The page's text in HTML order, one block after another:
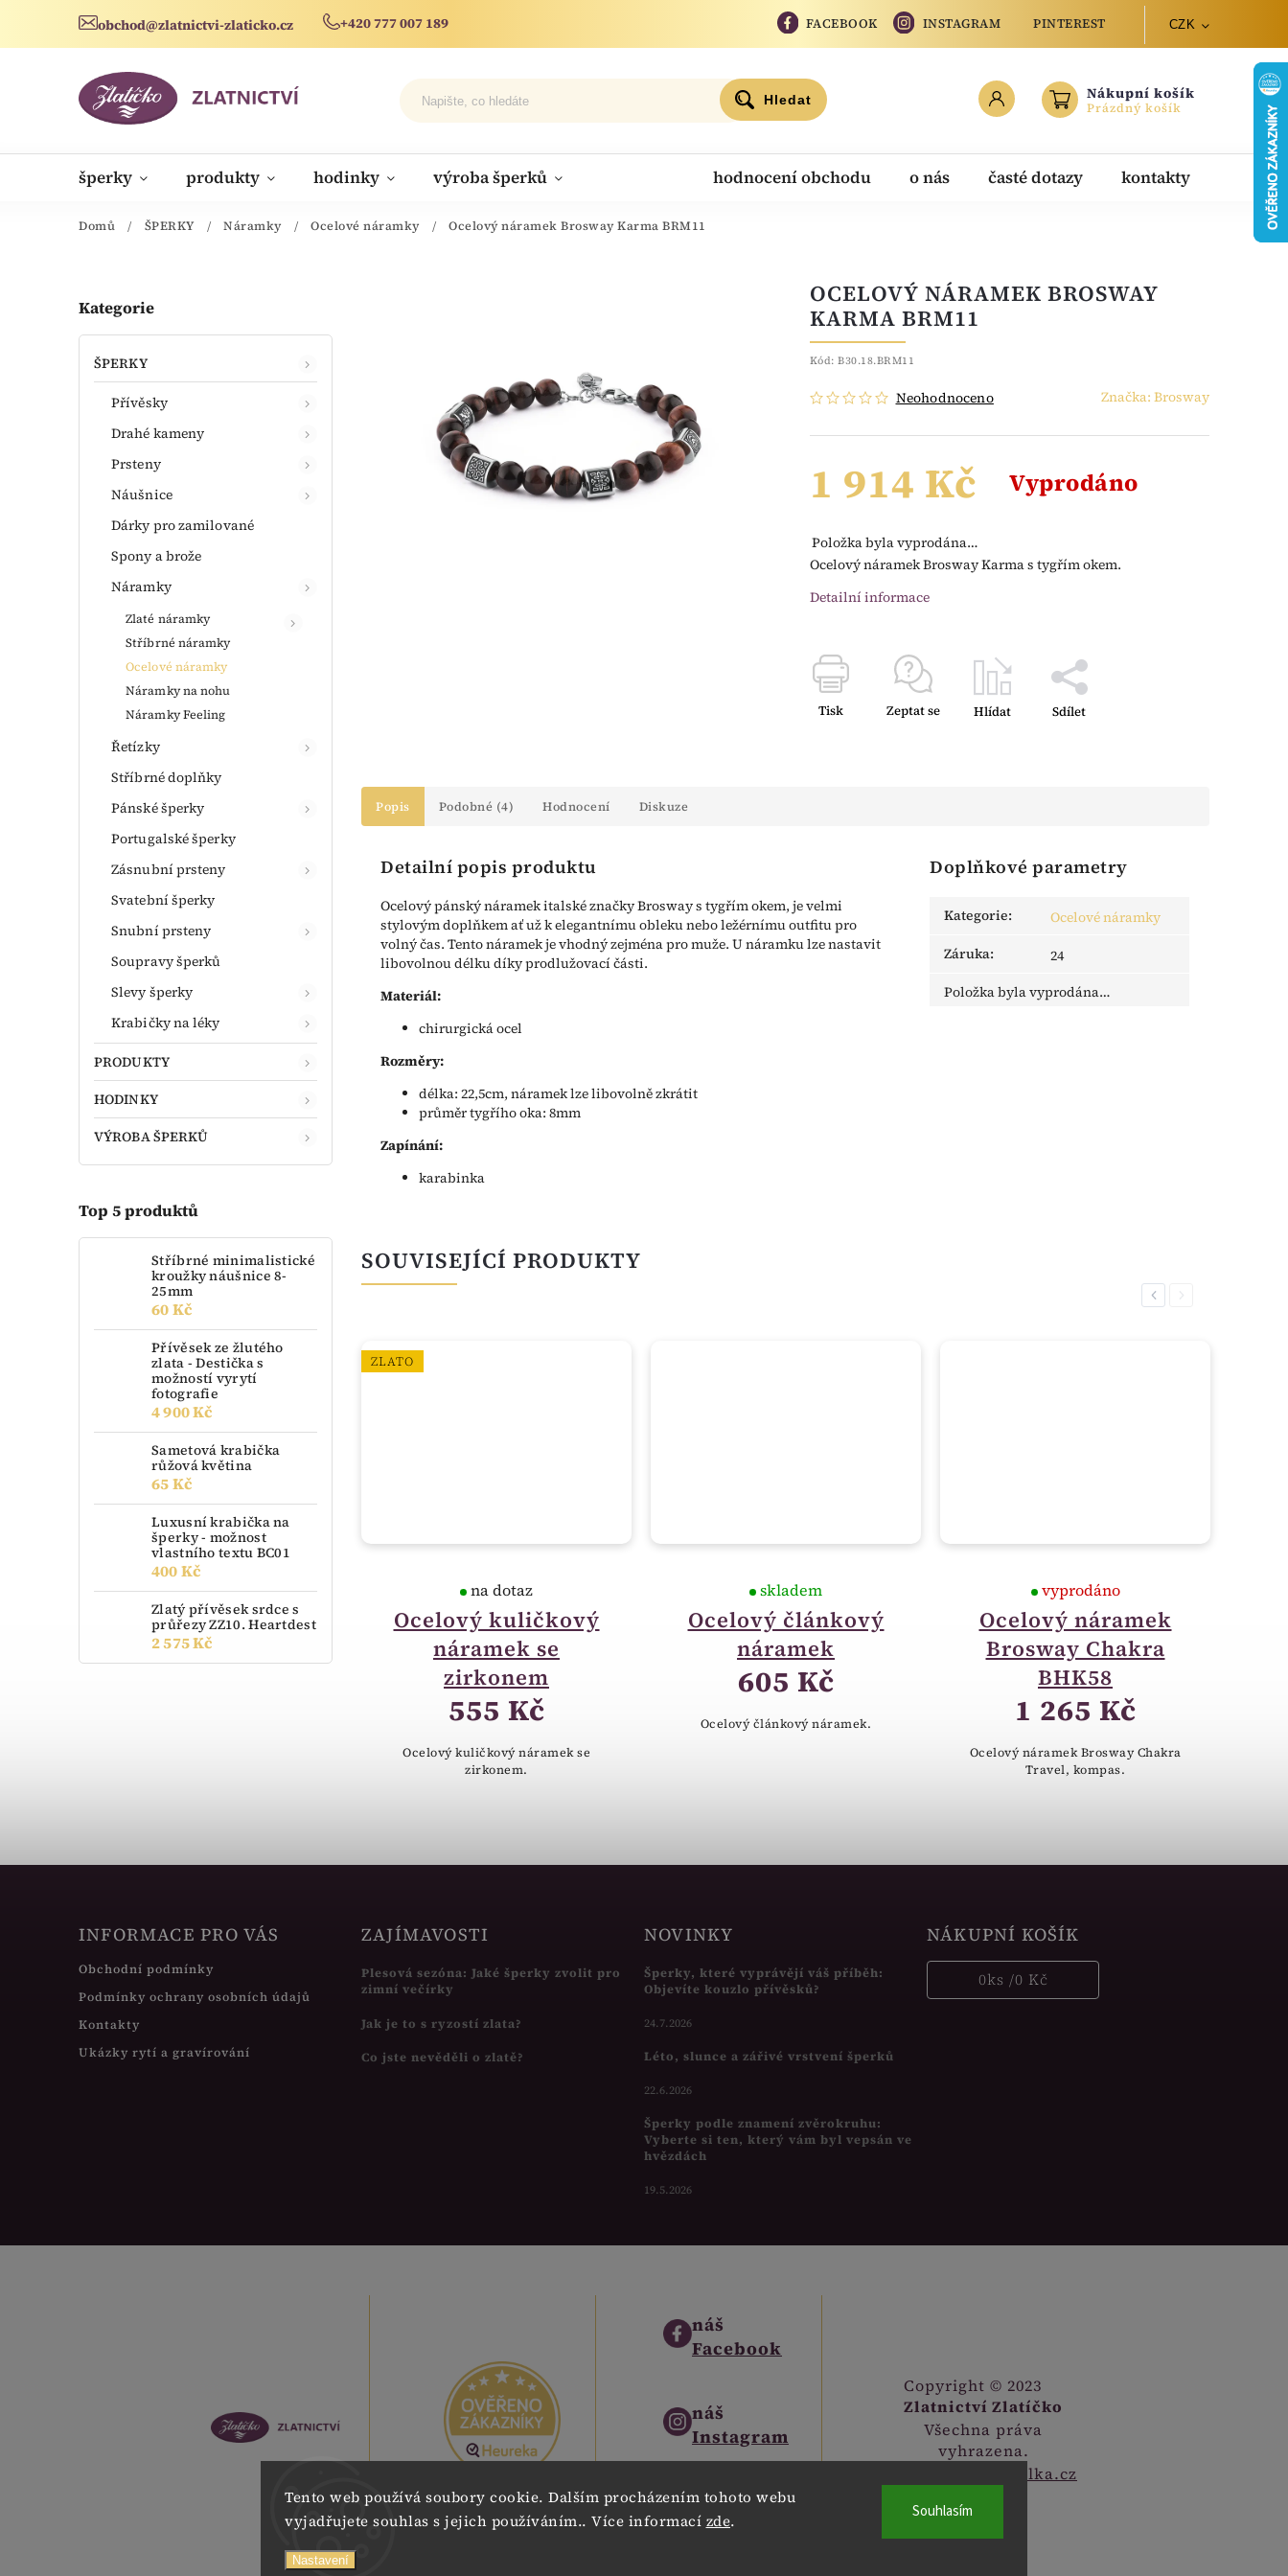
Tento web používá soubory cookie. Dalším procházením tohoto webu
vyjadřujete souhlas s jejich používáním.. Více informací zde.
Nastavení
Souhlasím
obchod@zlatnictvi-zlaticko.cz +420 777 007 189 FACEBOOK INSTAGRAM PINTEREST CZK
Hledat Nákupní košík
Prázdný košík
šperky produkty hodinky výroba šperků hodnocení obchodu o nás časté dotazy kontakty
novinky
Domů / ŠPERKY / Náramky / Ocelové náramky / Ocelový náramek Brosway Karma BRM11
Kategorie
ŠPERKY
Přívěsky
Drahé kameny
Prsteny
Náušnice
Dárky pro zamilované
Spony a brože
Náramky
Zlaté náramky
Stříbrné náramky
Ocelové náramky
Náramky na nohu
Náramky Feeling
Řetízky
Stříbrné doplňky
Pánské šperky
Portugalské šperky
Zásnubní prsteny
Svatební šperky
Snubní prsteny
Soupravy šperků
Slevy šperky
Krabičky na léky
PRODUKTY
HODINKY
VÝROBA ŠPERKŮ
Top 5 produktů
Stříbrné minimalistické
kroužky náušnice 8-
25mm
60 Kč
Přívěsek ze žlutého
zlata - Destička s
možností vyrytí
fotografie
4 900 Kč
Sametová krabička
růžová květina
65 Kč
Luxusní krabička na
šperky - možnost
vlastního textu BC01
400 Kč
Zlatý přívěsek srdce s
průřezy ZZ10. Heartdest
2 575 Kč
OCELOVÝ NÁRAMEK BROSWAY
KARMA BRM11
Kód: B30.18.BRM11
Neohodnoceno Značka: Brosway
1 914 Kč Vyprodáno
Položka byla vyprodána…
Ocelový náramek Brosway Karma s tygřím okem.
Detailní informace
Tisk Zeptat se Hlídat Sdílet
Popis Podobné (4) Hodnocení Diskuze
Detailní popis produktu
Ocelový pánský náramek italské značky Brosway s tygřím okem, je velmi
stylovým doplňkem ať už k elegantnímu obleku nebo ležérnímu outfitu pro
volný čas. Tento náramek je vhodný zejména pro muže. U náramku lze nastavit
libovolnou délku díky prodlužovací části.
Materiál:
chirurgická ocel
Rozměry:
délka: 22,5cm, náramek lze libovolně zkrátit
průměr tygřího oka: 8mm
Zapínání:
karabinka
Doplňkové parametry
Kategorie:
Ocelové náramky
Záruka:
24
Položka byla vyprodána…
SOUVISEJÍCÍ PRODUKTY
Previous
Ocelový náramek
Brosway Catherine
na dotaz
ZLATO
Ocelový kuličkový
náramek se
zirkonem
na dotaz
555 Kč
Ocelový kuličkový náramek se
zirkonem.
Ocelový článkový
náramek
skladem
605 Kč
Ocelový článkový náramek.
Ocelový náramek
Brosway Chakra
BHK58
vyprodáno
1 265 Kč
Ocelový náramek Brosway Chakra
Travel, kompas.
Next
INFORMACE PRO VÁS
Obchodní podmínky
Podmínky ochrany osobních údajů
Kontakty
Ukázky rytí a gravírování
ZAJÍMAVOSTI
Plesová sezóna: Jaké šperky zvolit pro
zimní večírky
Jak je to s ryzostí zlata?
Co jste nevěděli o zlatě?
NOVINKY
Šperky, které vyprávějí váš příběh:
Objevíte kouzlo přívěsků?
24.7.2026
Léto, slunce a zářivé vrstvení šperků
22.6.2026
Šperky podle znamení zvěrokruhu:
Vyberte si ten, který vám byl vepsán ve
hvězdách
19.5.2026
NÁKUPNÍ KOŠÍK
0ks /0 Kč
náš
Facebook
náš
Instagram
náš
Pinterest
Copyright © 2023
Zlatnictví Zlatíčko
Všechna práva
vyhrazena.
Digitalka.cz